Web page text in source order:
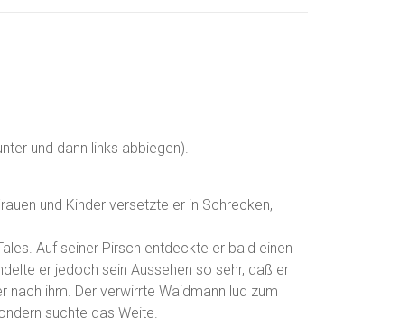
und dann links abbiegen).
und Kinder versetzte er in Schrecken,
Auf seiner Pirsch entdeckte er bald einen
er jedoch sein Aussehen so sehr, daß er
ihm. Der verwirrte Waidmann lud zum
suchte das Weite.